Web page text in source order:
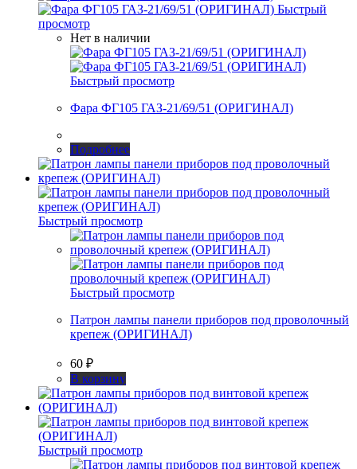
Быстрый
просмотр
Нет в наличии
Быстрый просмотр
Фара ФГ105 ГАЗ-21/69/51 (ОРИГИНАЛ)
Подробнее
Быстрый просмотр
Быстрый просмотр
Патрон лампы панели приборов под проволочный
крепеж (ОРИГИНАЛ)
60 ₽
В корзину
Быстрый просмотр